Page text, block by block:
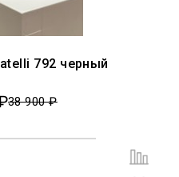
792 черный
38 900 ₽